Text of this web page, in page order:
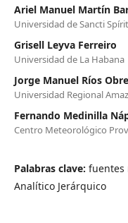
Ariel Manuel Martín
Universidad de Sancti
Grisell Leyva Ferreiro
Universidad de La Habana
Jorge Manuel Ríos
Universidad Regional
Fernando Medinilla
Centro Meteorológico
Palabras clave: fuentes
Analítico Jerárquico